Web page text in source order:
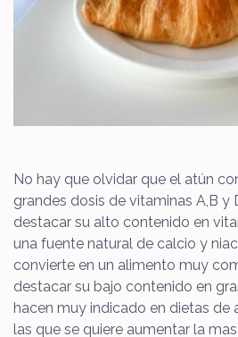
No hay que olvidar que el atún
grandes dosis de vitaminas A,B y
destacar su alto contenido en
una fuente natural de calcio y
convierte en un alimento muy
destacar su bajo contenido en
hacen muy indicado en dietas de
las que se quiere aumentar la